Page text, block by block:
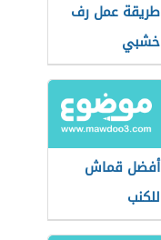
طريقة عمل رف
خشبي
أفضل قماش
للكنب